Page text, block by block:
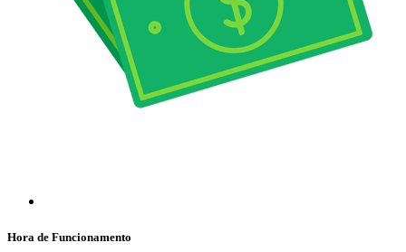
Hora de Funcionamento